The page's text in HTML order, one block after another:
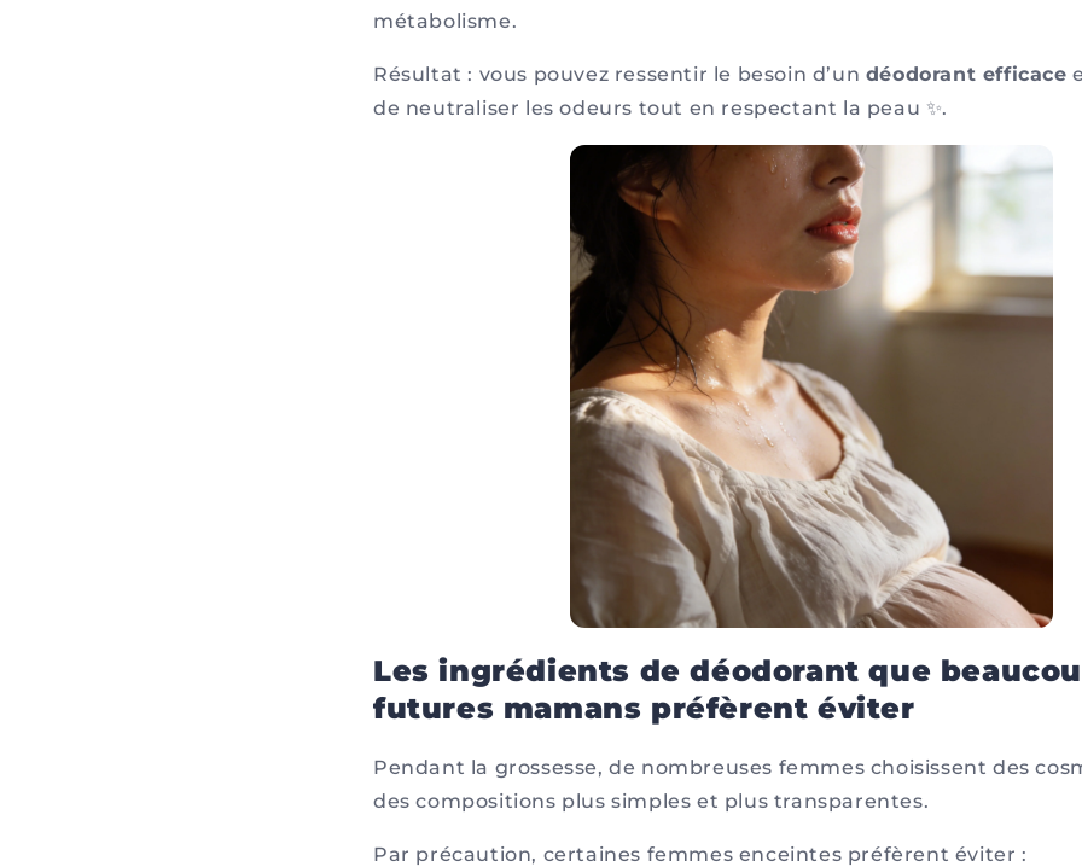
métabolisme.
Résultat : vous pouvez ressentir le besoin d’un déodorant efficace
de neutraliser les odeurs tout en respectant la peau ✨.
Les ingrédients de déodorant que
futures mamans préfèrent éviter
Pendant la grossesse, de nombreuses femmes choisissent des
des compositions plus simples et plus transparentes.
Par précaution, certaines femmes enceintes préfèrent éviter :